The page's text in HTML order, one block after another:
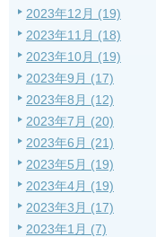
2023年12月 (19)
2023年11月 (18)
2023年10月 (19)
2023年9月 (17)
2023年8月 (12)
2023年7月 (20)
2023年6月 (21)
2023年5月 (19)
2023年4月 (19)
2023年3月 (17)
2023年1月 (7)